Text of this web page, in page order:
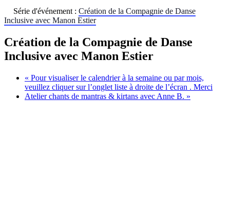
Série d'événement : Création de la Compagnie de Danse
Inclusive avec Manon Estier
Création de la Compagnie de Danse
Inclusive avec Manon Estier
« Pour visualiser le calendrier à la semaine ou par mois,
veuillez cliquer sur l’onglet liste à droite de l’écran . Merci
Atelier chants de mantras & kirtans avec Anne B. »